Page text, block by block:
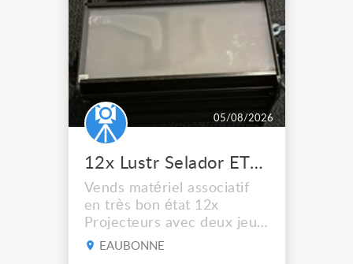
05/08/2026
12x Lustr Selador ETC Led 7x colors filtres
Vends matériel associatif
en très bon état 12x
Projecteurs avec deux jeux
de filtre filtre Lustr Selador
EAUBONNE